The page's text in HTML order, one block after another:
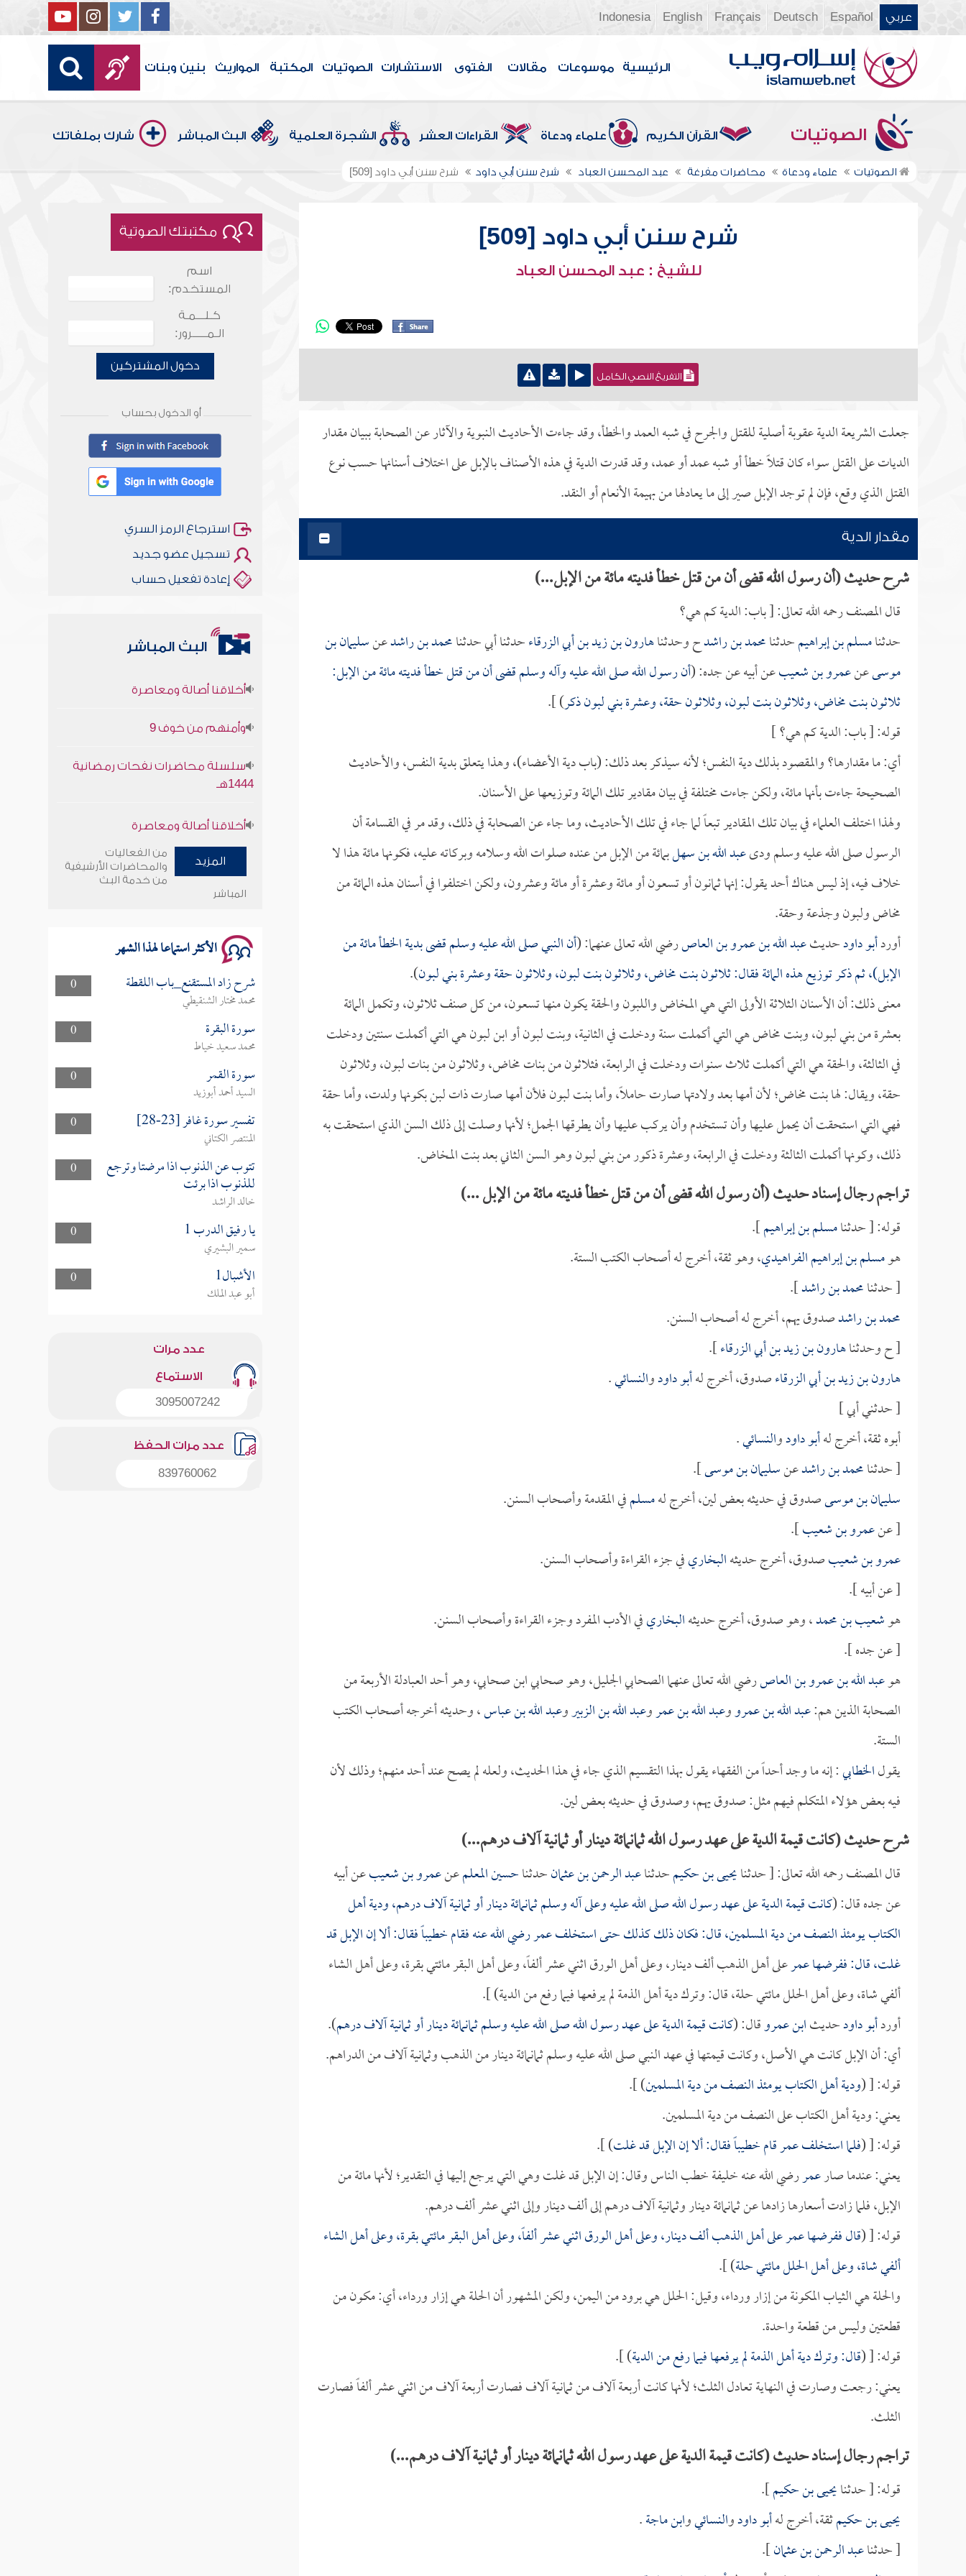
عربي Español
Deutsch
Français
English
Indonesia
الرئيسية موسوعات مقالات الفتوى الاستشارات الصوتيات المكتبة المواريث بنين وبنات
الصوتيات القرآن الكريم علماء ودعاة القراءات العشر الشجرة العلمية البث المباشر شارك بملفاتك
الصوتيات علماء ودعاة محاضرات مفرغة عبد المحسن العباد شرح سنن أبي داود شرح سنن أبي داود [509]
شرح سنن أبي داود [509]
للشيخ : عبد المحسن العباد
التفريغ النصي الكامل
جعلت الشريعة الدية عقوبة أصلية للقتل والجرح في شبه العمد والخطأ، وقد جاءت الأحاديث النبوية والآثار عن الصحابة ببيان مقدار
الديات على القتل سواء كان قتلاً خطأ أو شبه عمد أو عمد، وقد قدرت الدية في هذه الأصناف بالإبل على اختلاف أسنانها حسب نوع
القتل الذي وقع، فإن لم توجد الإبل صير إلى ما يعادلها من بهيمة الأنعام أو النقد.
مقدار الدية
شرح حديث (أن رسول الله قضى أن من قتل خطأ فديته مائة من الإبل...)
قال المصنف رحمه الله تعالى: [ باب: الدية كم هي؟
حدثنامسلم بن إبراهيمحدثنامحمد بن راشدح وحدثناهارون بن زيد بن أبي الزرقاءحدثنا أبي حدثنامحمد بن راشدعنسليمان بن
موسىعنعمرو بن شعيبعن أبيه عن جده: (أن رسول الله صلى الله عليه وآله وسلم قضى أن من قتل خطأ فديته مائة من الإبل:
ثلاثون بنت مخاض، وثلاثون بنت لبون، وثلاثون حقة، وعشرة بني لبون ذكر) ].
قوله: [ باب: الدية كم هي؟ ]
أي: ما مقدارها؟ والمقصود بذلك دية النفس؛ لأنه سيذكر بعد ذلك: (باب دية الأعضاء)، وهذا يتعلق بدية النفس، والأحاديث
الصحيحة جاءت بأنها مائة، ولكن جاءت مختلفة في بيان مقادير تلك المائة وتوزيعها على الأسنان.
ولهذا اختلف العلماء في بيان تلك المقادير تبعاً لما جاء في تلك الأحاديث، وما جاء عن الصحابة في ذلك، وقد مر في القسامة أن
الرسول صلى الله عليه وسلم ودىعبد الله بن سهلبمائة من الإبل من عنده صلوات الله وسلامه وبركاته عليه، فكونها مائة هذا لا
خلاف فيه، إذ ليس هناك أحد يقول: إنها ثمانون أو تسعون أو مائة وعشرة أو مائة وعشرون، ولكن اختلفوا في أسنان هذه المائة من
مخاض ولبون وجذعة وحقة.
أوردأبو داودحديثعبد الله بن عمرو بن العاصرضي الله تعالى عنهما: (أن النبي صلى الله عليه وسلم قضى بدية الخطأ مائة من
الإبل)، ثم ذكر توزيع هذه المائة فقال: ثلاثون بنت مخاض، وثلاثون بنت لبون، وثلاثون حقة وعشرة بني لبون).
معنى ذلك: أن الأسنان الثلاثة الأولى التي هي المخاض واللبون والحقة يكون منها تسعون، من كل صنف ثلاثون، وتكمل المائة
بعشرة من بني لبون، وبنت مخاض هي التي أكملت سنة ودخلت في الثانية، وبنت لبون أو ابن لبون هي التي أكملت سنتين ودخلت
في الثالثة، والحقة هي التي أكملت ثلاث سنوات ودخلت في الرابعة، فثلاثون من بنات مخاض، وثلاثون من بنات لبون، وثلاثون
حقة، ويقال: لها بنت مخاض؛ لأن أمها بعد ولادتها صارت حاملاً، وأما بنت لبون فلأن أمها صارت ذات لبن بكونها ولدت، وأما حقة
فهي التي استحقت أن يحمل عليها وأن تستخدم وأن يركب عليها وأن يطرقها الجمل؛ لأنها وصلت إلى ذلك السن الذي استحقت به
ذلك، وكونها أكملت الثالثة ودخلت في الرابعة، وعشرة ذكور من بني لبون وهو السن الثاني بعد بنت المخاض.
تراجم رجال إسناد حديث (أن رسول الله قضى أن من قتل خطأ فديته مائة من الإبل ...)
قوله: [ حدثنامسلم بن إبراهيم].
هومسلم بن إبراهيم الفراهيدي، وهو ثقة، أخرج له أصحاب الكتب الستة.
[ حدثنامحمد بن راشد].
محمد بن راشدصدوق يهم، أخرج له أصحاب السنن.
[ ح وحدثناهارون بن زيد بن أبي الزرقاء].
هارون بن زيد بن أبي الزرقاءصدوق، أخرج لهأبو داودوالنسائي.
[ حدثني أبي ]
أبوه ثقة، أخرج لهأبو داودوالنسائي.
[ حدثنامحمد بن راشدعنسليمان بن موسى].
سليمان بن موسىصدوق في حديثه بعض لين، أخرج لهمسلمفي المقدمة وأصحاب السنن.
[ عنعمرو بن شعيب].
عمرو بن شعيبصدوق، أخرج حديثهالبخاريفي جزء القراءة وأصحاب السنن.
[ عن أبيه ].
هوشعيب بن محمد، وهو صدوق، أخرج حديثهالبخاريفي الأدب المفرد وجزء القراءة وأصحاب السنن.
[ عن جده ].
هوعبد الله بن عمرو بن العاصرضي الله تعالى عنهما الصحابي الجليل، وهو صحابي ابن صحابي، وهو أحد العبادلة الأربعة من
الصحابة الذين هم:عبد الله بن عمرووعبد الله بن عمروعبد الله بن الزبيروعبد الله بن عباس، وحديثه أخرجه أصحاب الكتب
الستة.
يقولالخطابي: إنه ما وجد أحداً من الفقهاء يقول بهذا التقسيم الذي جاء في هذا الحديث، ولعله لم يصح عند أحد منهم؛ وذلك لأن
فيه بعض هؤلاء المتكلم فيهم مثل: صدوق يهم، وصدوق في حديثه بعض لين.
شرح حديث (كانت قيمة الدية على عهد رسول الله ثمانمائة دينار أو ثمانية آلاف درهم...)
قال المصنف رحمه الله تعالى: [ حدثنايحيى بن حكيمحدثناعبد الرحمن بن عثمانحدثناحسين المعلمعنعمرو بن شعيبعن أبيه
عن جده قال: (كانت قيمة الدية على عهد رسول الله صلى الله عليه وعلى آله وسلم ثمانمائة دينار أو ثمانية آلاف درهم، ودية أهل
الكتاب يومئذ النصف من دية المسلمين، قال: فكان ذلك كذلك حتى استخلفعمررضي الله عنه فقام خطيباً فقال: ألا إن الإبل قد
غلت، قال: ففرضهاعمرعلى أهل الذهب ألف دينار، وعلى أهل الورق اثني عشر ألفاً، وعلى أهل البقر مائتي بقرة، وعلى أهل الشاء
ألفي شاة، وعلى أهل الحلل مائتي حلة، قال: وترك دية أهل الذمة لم يرفعها فيما رفع من الدية) ].
أوردأبو داودحديثابن عمروقال: (كانت قيمة الدية على عهد رسول الله صلى الله عليه وسلم ثمانمائة دينار أو ثمانية آلاف درهم).
أي: أن الإبل كانت هي الأصل، وكانت قيمتها في عهد النبي صلى الله عليه وسلم ثمانمائة دينار من الذهب وثمانية آلاف من الدراهم.
قوله: [ (ودية أهل الكتاب يومئذ النصف من دية المسلمين) ].
يعني: ودية أهل الكتاب على النصف من دية المسلمين.
قوله: [ (فلما استخلفعمرقام خطيباً فقال: ألا إن الإبل قد غلت) ].
يعني: عندما صارعمررضي الله عنه خليفة خطب الناس وقال: إن الإبل قد غلت وهي التي يرجع إليها في التقدير؛ لأنها مائة من
الإبل، فلما زادت أسعارها زادها عن ثمانمائة دينار وثمانية آلاف درهم إلى ألف دينار وإلى اثني عشر ألف درهم.
قوله: [ (قال ففرضهاعمرعلى أهل الذهب ألف دينار، وعلى أهل الورق اثني عشر ألفاً، وعلى أهل البقر مائتي بقرة، وعلى أهل الشاء
ألفي شاة، وعلى أهل الحلل مائتي حلة) ].
والحلة هي الثياب المكونة من إزار ورداء، وقيل: الحلل هي برود من اليمن، ولكن المشهور أن الحلة هي إزار ورداء، أي: مكون من
قطعتين وليس من قطعة واحدة.
قوله: [ (قال: وترك دية أهل الذمة لم يرفعها فيما رفع من الدية) ].
يعني: رجعت وصارت في النهاية تعادل الثلث؛ لأنها كانت أربعة آلاف من ثمانية آلاف فصارت أربعة آلاف من اثني عشر ألفاً فصارت
الثلث.
تراجم رجال إسناد حديث (كانت قيمة الدية على عهد رسول الله ثمانمائة دينار أو ثمانية آلاف درهم...)
قوله: [ حدثنايحيى بن حكيم].
يحيى بن حكيمثقة، أخرج لهأبو داودوالنسائيوابن ماجة.
[ حدثناعبد الرحمن بن عثمان].
مكتبتك الصوتية
اسم
المستخدم:
كـلـــمـة
الـمـــــرور:
دخول المشتركين
أو الدخول بحساب
استرجاع الرمز السري
تسجيل عضو جديد
إعادة تفعيل حساب
البث المباشر
1444هـ
سلسلة محاضرات نفحات رمضانية
1444هـ
المزيد
من الفعاليات
والمحاضرات الأرشيفية
من خدمة البث
المباشر
الأكثر استماعا لهذا الشهر
0 شرح زاد المستقنع_باب اللقطة
محمد مختار الشنقيطي
0
سورة البقرة
محمد سعيد خياط
0
سورة القمر
السيد أحمد أبوزيد
0
تفسير سورة غافر [23-28]
المنتصر الكتاني
0
تتوب عن الذنوب اذا مرضتا وترجع
للذنوب اذا برئت
خالد الراشد
0
يا رفيق الدرب 1
سمير البشيري
0
الأشبال1
أبو عبد الملك
عدد مرات
الاستماع
3095007242
عدد مرات الحفظ
839760062